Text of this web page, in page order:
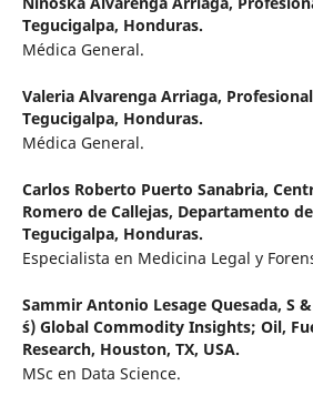
Tegucigalpa, Honduras.
Médica General.
Valeria Alvarenga Arriaga,
Tegucigalpa, Honduras.
Médica General.
Carlos Roberto Puerto Sanabria,
Romero de Callejas, Departamento
Tegucigalpa, Honduras.
Especialista en Medicina Legal y
Sammir Antonio Lesage Quesada, S
´s) Global Commodity Insights; Oil,
Research, Houston, TX, USA.
MSc en Data Science.